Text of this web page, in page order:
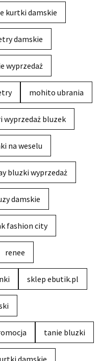
kurtki damskie
damskie
wyprzedaż
mohito ubrania
wyprzedaż bluzek
na weselu
bluzki wyprzedaż
damskie
fashion city
renee
sklep ebutik.pl
tanie bluzki